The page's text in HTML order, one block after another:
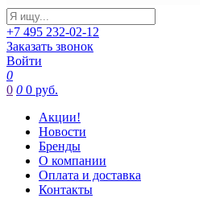
+7 495 232-02-12
Заказать звонок
Войти
0
0 0 0 руб.
Акции!
Новости
Бренды
О компании
Оплата и доставка
Контакты